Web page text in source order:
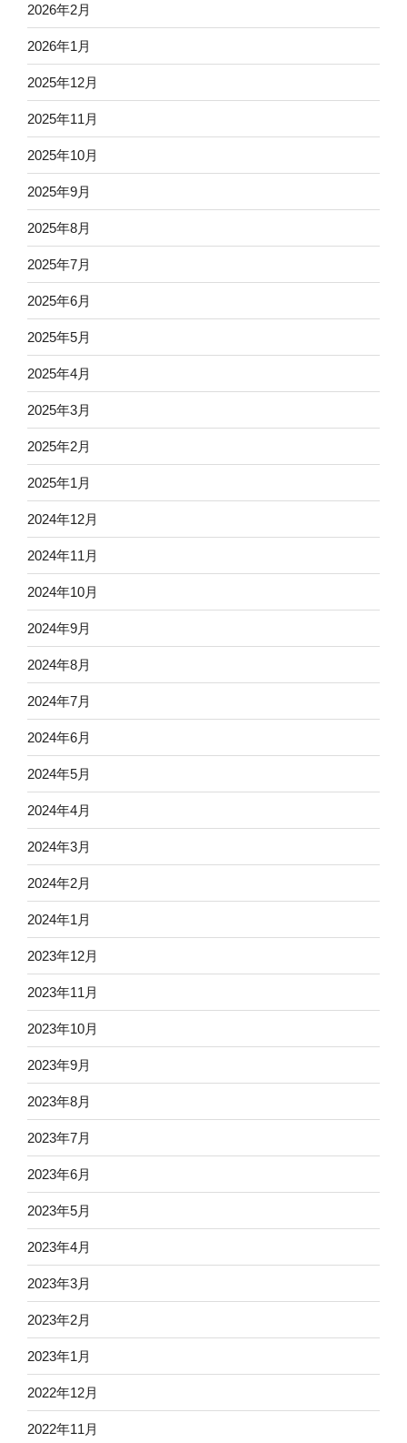
2026年2月
2026年1月
2025年12月
2025年11月
2025年10月
2025年9月
2025年8月
2025年7月
2025年6月
2025年5月
2025年4月
2025年3月
2025年2月
2025年1月
2024年12月
2024年11月
2024年10月
2024年9月
2024年8月
2024年7月
2024年6月
2024年5月
2024年4月
2024年3月
2024年2月
2024年1月
2023年12月
2023年11月
2023年10月
2023年9月
2023年8月
2023年7月
2023年6月
2023年5月
2023年4月
2023年3月
2023年2月
2023年1月
2022年12月
2022年11月